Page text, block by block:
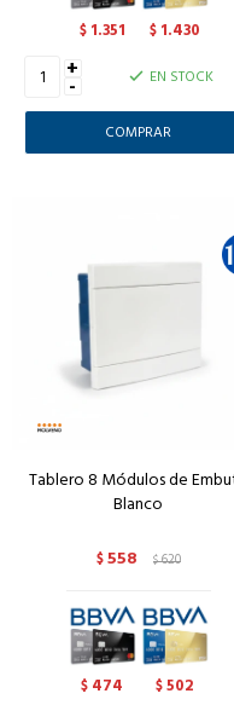
$ 1.351 $ 1.430
+
- EN STOCK
Tablero 8 Módulos de
Blanco
$558 $620
$ 474 $502